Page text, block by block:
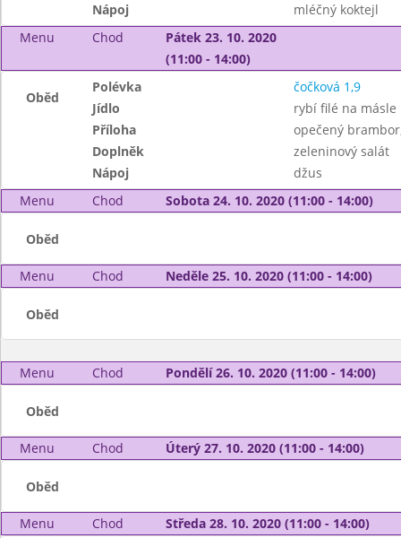
Nápoj
mléčný koktejl
Menu
Chod
Pátek 23. 10. 2020
(11:00 - 14:00)
Oběd
Polévka
čočková 1,9
Jídlo
rybí filé na másle
Příloha
opečený
Doplněk
zeleninový salát
Nápoj
džus
Menu
Chod Sobota 24. 10. 2020 (11:00 - 14:00)
Oběd
Menu Chod Neděle 25. 10. 2020 (11:00 - 14:00)
Oběd
Menu Chod Pondělí 26. 10. 2020 (11:00 - 14:00)
Oběd
Menu Chod Úterý 27. 10. 2020 (11:00 - 14:00)
Oběd
Menu Chod Středa 28. 10. 2020 (11:00 - 14:00)